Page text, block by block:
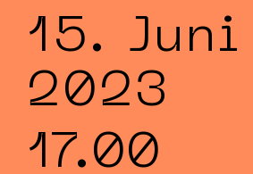
15. Juni
2023
17.00